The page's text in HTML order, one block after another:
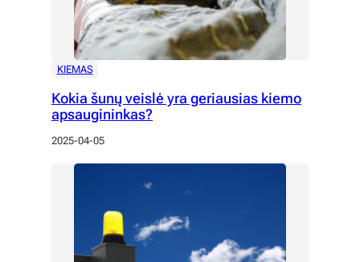
KIEMAS
Kokia šunų veislė yra geriausias kiemo
apsaugininkas?
2025-04-05